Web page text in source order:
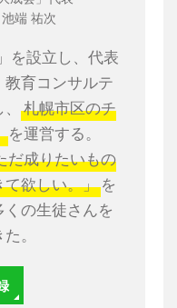
池端 祐次
を設立し、代表
教育コンサルテ
札幌市区のチ
を運営する。
だ成りたいもの
て欲しい。」 を
の生徒さんを
。